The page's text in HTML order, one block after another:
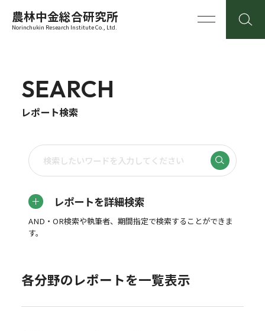
農林中金総合研究所
Norinchukin Research Institute Co., Ltd.
SEARCH
レポート検索
レポートを詳細検索
AND・OR検索や執筆者、期間指定で検索することができま
す。
各分野のレポートを一覧表示